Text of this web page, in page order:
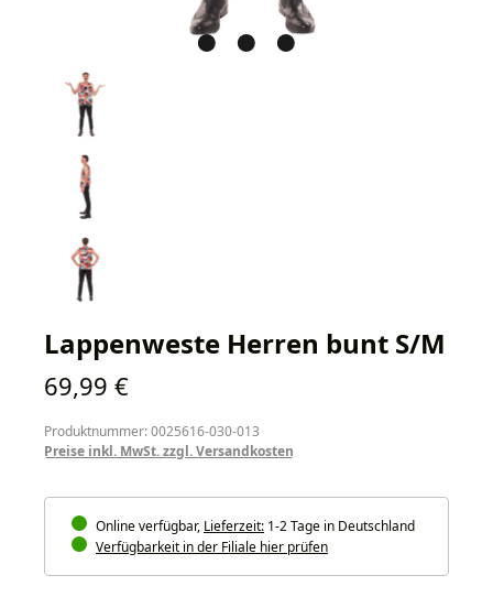
Lappenweste Herren bunt S/M
Regulärer Preis:
69,99 €
Produktnummer: 0025616-030-013
Preise inkl. MwSt. zzgl. Versandkosten
Online verfügbar, Lieferzeit: 1-2 Tage in Deutschland
Verfügbarkeit in der Filiale hier prüfen